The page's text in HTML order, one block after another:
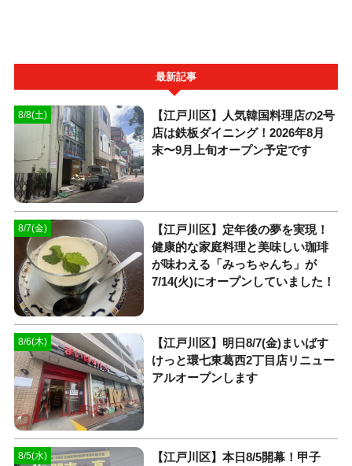
最新記事
8/8(土)
【江戸川区】人気韓国料理店の2号
店は鉄板ダイニング！2026年8月
末〜9月上旬オープン予定です
8/7(金)
【江戸川区】定年後の夢を実現！
健康的な家庭料理と美味しい珈琲
が味わえる「みっちゃんち」が
7/14(火)にオープンしていました！
8/6(木)
【江戸川区】明日8/7(金)まいばす
けっと環七東葛西2丁目店リニュー
アルオープンします
8/5(水)
【江戸川区】本日8/5開幕！甲子